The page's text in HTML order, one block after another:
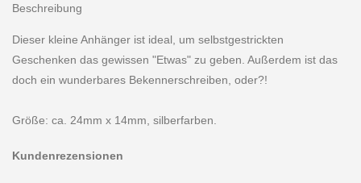
Beschreibung
Dieser kleine Anhänger ist ideal, um selbstgestrickten
Geschenken das gewissen "Etwas" zu geben. Außerdem ist das
doch ein wunderbares Bekennerschreiben, oder?!
Größe: ca. 24mm x 14mm, silberfarben.
Kundenrezensionen